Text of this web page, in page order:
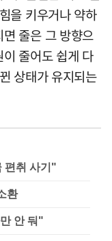
을 키우거나 약하
줄은 그 방향으
줄어도 쉽게 다
상태가 유지되는
편취 사기"
환
안 둬"